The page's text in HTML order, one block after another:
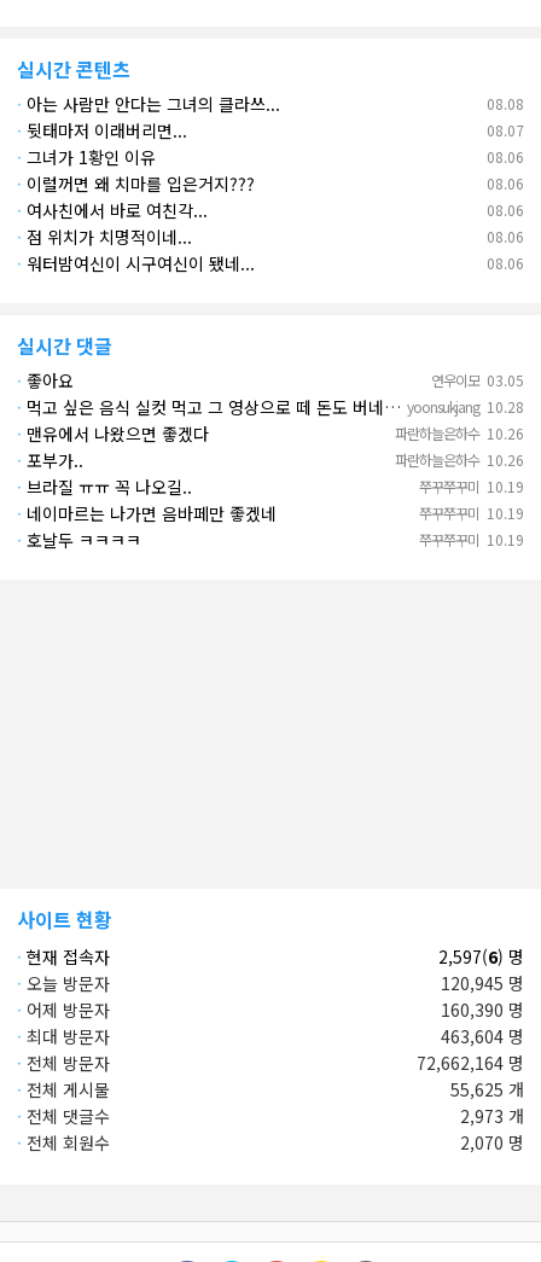
실시간 콘텐츠
08.08
· 아는 사람만 안다는 그녀의 클라쓰...
08.07
· 뒷태마저 이래버리면...
08.06
· 그녀가 1황인 이유
08.06
· 이럴꺼면 왜 치마를 입은거지???
08.06
· 여사친에서 바로 여친각...
08.06
· 점 위치가 치명적이네...
08.06
· 워터밤여신이 시구여신이 됐네...
실시간 댓글
연우이모 03.05
· 좋아요
yoonsukjang 10.28
· 먹고 싶은 음식 실컷 먹고 그 영상으로 떼 돈도 버네 ㄷㄷ. 하고 싶은 것만 하고 부자되네.
파란하늘은하수 10.26
· 맨유에서 나왔으면 좋겠다
파란하늘은하수 10.26
· 포부가..
쭈꾸쭈꾸미 10.19
· 브라질 ㅠㅠ 꼭 나오길..
쭈꾸쭈꾸미 10.19
· 네이마르는 나가면 음바페만 좋겠네
쭈꾸쭈꾸미 10.19
· 호날두 ㅋㅋㅋㅋ
사이트 현황
· 현재 접속자 2,597(6) 명
· 오늘 방문자
120,945 명
· 어제 방문자
160,390 명
· 최대 방문자
463,604 명
· 전체 방문자
72,662,164 명
· 전체 게시물
55,625 개
· 전체 댓글수
2,973 개
· 전체 회원수 2,070 명